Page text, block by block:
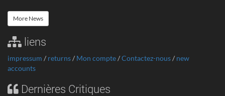
More News
liens
impressum / returns/ Mon compte/Contactez-nous/ new
accounts
Dernières Critiques